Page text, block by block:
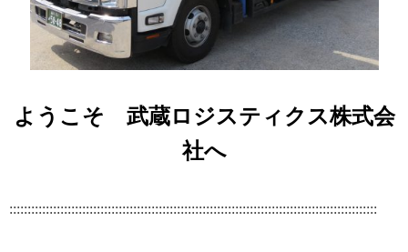
ようこそ 武蔵ロジスティクス株式会
社へ
:::::::::::::::::::::::::::::::::::::::::::::::::::::::::::::::::::::::::::::::::::::::::::::::::::::